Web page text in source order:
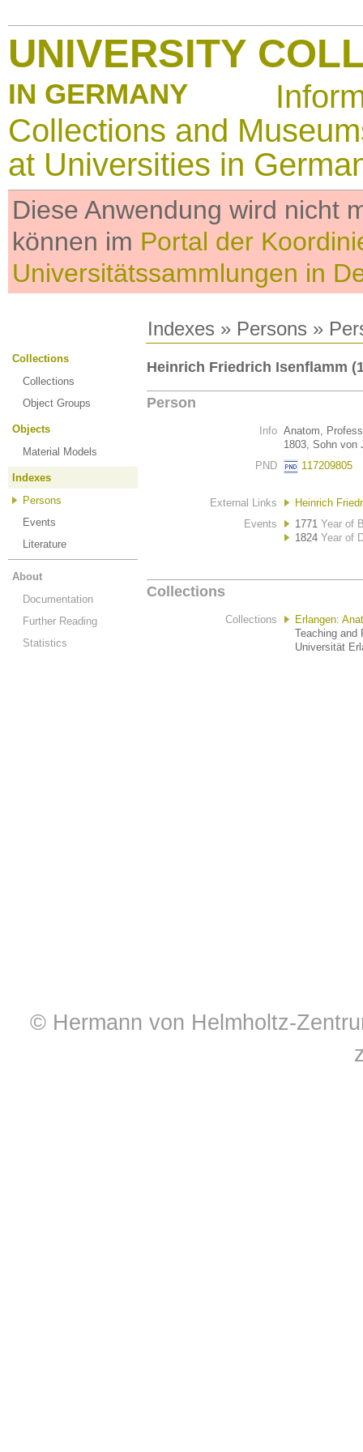
UNIVERSITY
IN GERMANY
Collections and
at Universities in
Diese Anwendung wird nicht
können im Portal der
Universitätssammlungen in
Indexes » Persons »
Collections
Collections
Object Groups
Objects
Material Models
Indexes
Persons
Events
Literature
About
Documentation
Further Reading
Statistics
Heinrich Friedrich Isenflamm
Person
Info Anatom,
1803, Sohn von
PND
117209805
External Links
Heinrich
Events
1771 Year of
1824 Year of
Collections
Collections
Erlangen:
Teaching and
Universität
© Hermann von Helmholtz-